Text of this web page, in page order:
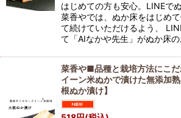
はじめての方も安心。LINEで
菜香やでは、ぬか床をはじめ
て続けていただけるよう、
て「AIなかや先生」がぬか床
菜香や■品種と栽培方法にこ
イーン米ぬかで漬けた無添加
根ぬか漬け】